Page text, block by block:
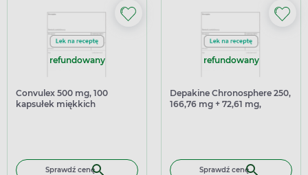
refundowany
Convulex 500 mg, 100
kapsułek miękkich
Sprawdź cenę
refundowany
Depakine Chronosphere 250,
166,76 mg + 72,61 mg,
Sprawdź cenę